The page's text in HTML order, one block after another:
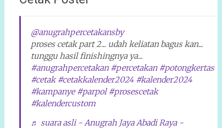
@anugrahpercetakansby
proses cetak part 2... udah keliatan bagus kan...
tunggu hasil finishingnya ya...
#anugrahpercetakan #percetakan #potongkertas
#cetak #cetakkalender2024 #kalender2024
#kampanye #parpol #prosescetak
#kalendercustom
♬ suara asli - Anugrah Jaya Abadi Raya -